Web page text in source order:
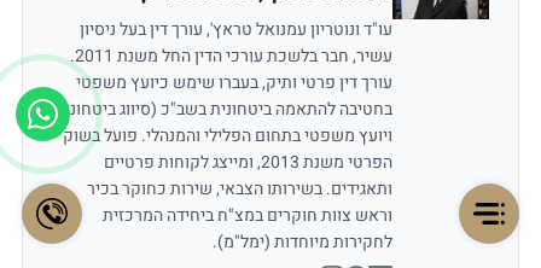
עו"ד ונוטריון עמנואל טראץ', עורך דין בעל ניסיון
עשיר, חבר בלשכת עורכי הדין החל משנת 2011.
עורך דין פרטי ותיק, בעברו שימש כיועץ משפטי
בחטיבה להתאמה ביטחונית בשב"כ (סיווג ביטחוני)
ויועץ משפטי בתחום הפלילי והמנהלי. פועל בשוק
הפרטי משנת 2013, ומייצג לקוחות פרטיים
ותאגידים. בשירותו הצבאי, שירות כחוקר בכיר
וראש צוות חוקרים במצ"ח ביחידה המרכזית
לחקירות מיוחדות (ימל"מ).